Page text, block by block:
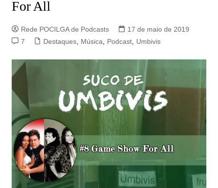
For All
Rede POCILGA de Podcasts
17 de maio de 2019
7
Destaques, Música, Podcast, Umbivis